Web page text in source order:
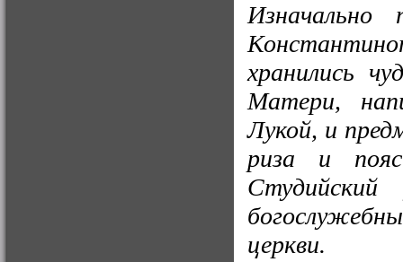
Изначально
хранились
Матери,
Лукой, и
риза и
церкви.